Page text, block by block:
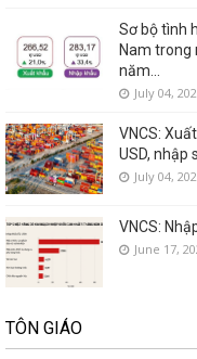
Sơ bộ tình
Nam trong
năm...
July 04,
VNCS:
USD, nhập
July 04,
VNCS:
June 17,
TÔN GIÁO